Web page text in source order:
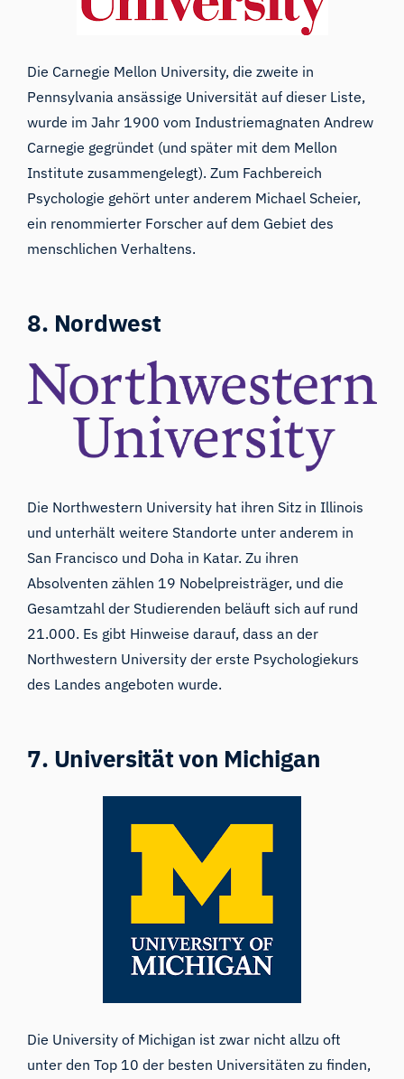
Die Carnegie Mellon University, die zweite in
Pennsylvania ansässige Universität auf dieser Liste,
wurde im Jahr 1900 vom Industriemagnaten Andrew
Carnegie gegründet (und später mit dem Mellon
Institute zusammengelegt). Zum Fachbereich
Psychologie gehört unter anderem Michael Scheier,
ein renommierter Forscher auf dem Gebiet des
menschlichen Verhaltens.
8. Nordwest
Die Northwestern University hat ihren Sitz in Illinois
und unterhält weitere Standorte unter anderem in
San Francisco und Doha in Katar. Zu ihren
Absolventen zählen 19 Nobelpreisträger, und die
Gesamtzahl der Studierenden beläuft sich auf rund
21.000. Es gibt Hinweise darauf, dass an der
Northwestern University der erste Psychologiekurs
des Landes angeboten wurde.
7. Universität von Michigan
Die University of Michigan ist zwar nicht allzu oft
unter den Top 10 der besten Universitäten zu finden,